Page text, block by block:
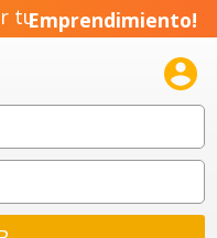
tuEmprendimiento!
